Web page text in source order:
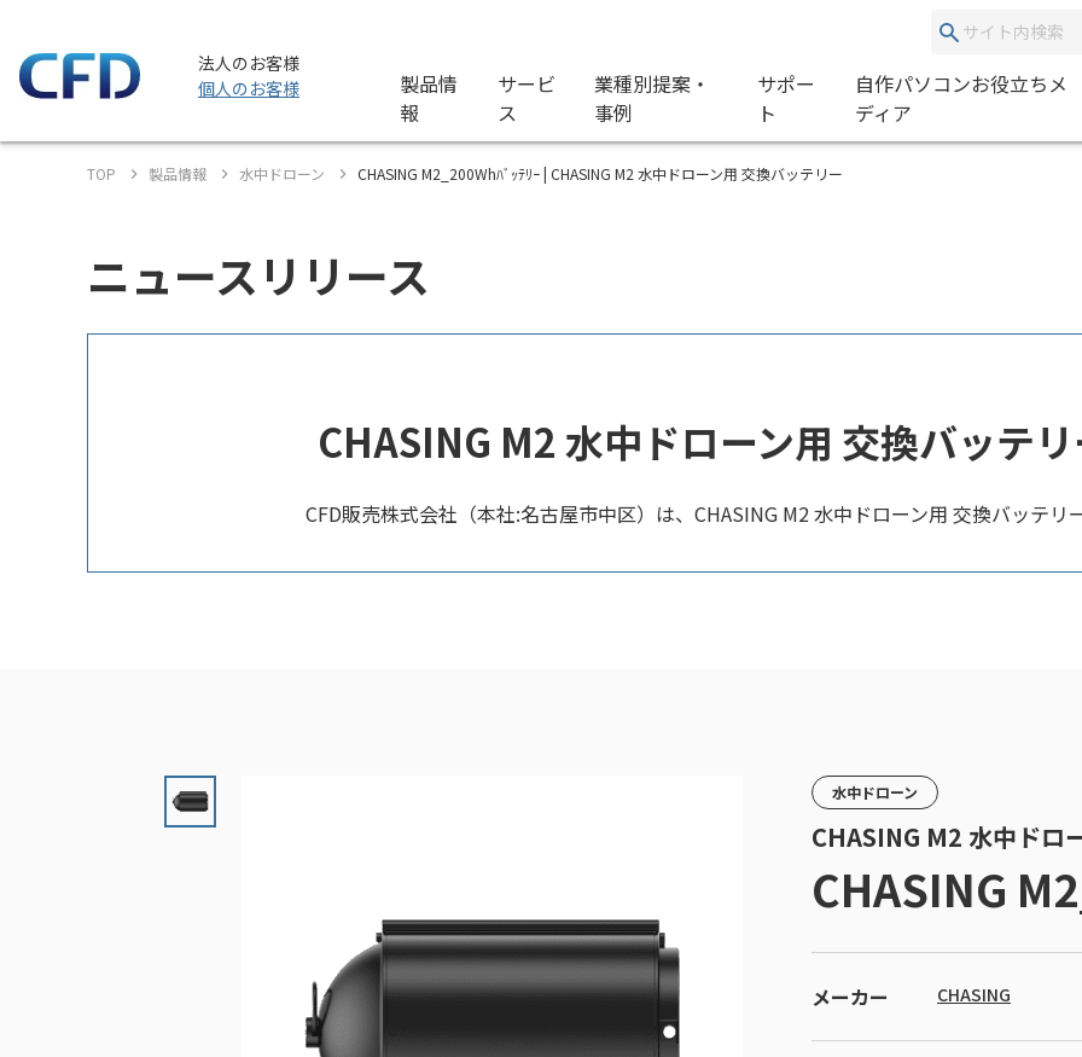
法人のお客様
個人のお客様
製品情
報
サービ
ス
業種別提案・
事例
サポー
ト
自作パソコンお役立ちメ
ディア
TOP 製品情報 水中ドローン CHASING M2_200Whﾊﾞｯﾃﾘｰ | CHASING M2 水中ドローン用 交換バッテリー
ニュースリリース
CHASING M2 水中ドローン用 交換バッテ
CFD販売株式会社（本社:名古屋市中区）は、CHASING M2 水中ドローン用 交換バッテリ
水中ドローン
CHASING M2 水中ドロ
CHASING
メーカー CHASING